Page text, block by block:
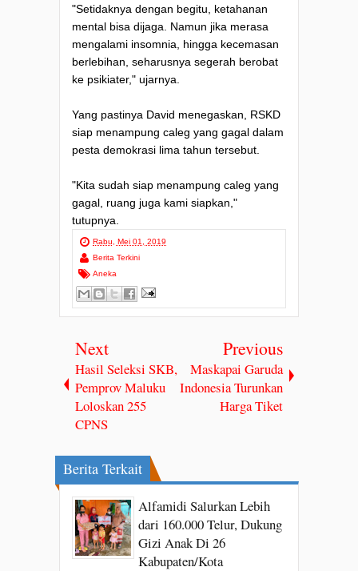
"Setidaknya dengan begitu, ketahanan
mental bisa dijaga. Namun jika merasa
mengalami insomnia, hingga kecemasan
berlebihan, seharusnya segerah berobat
ke psikiater," ujarnya.
Yang pastinya David menegaskan, RSKD
siap menampung caleg yang gagal dalam
pesta demokrasi lima tahun tersebut.
"Kita sudah siap menampung caleg yang
gagal, ruang juga kami siapkan,"
tutupnya.
Rabu, Mei 01, 2019
Berita Terkini
Aneka
Next
Hasil Seleksi SKB,
Pemprov Maluku
Loloskan 255
CPNS
Previous
Maskapai Garuda
Indonesia Turunkan
Harga Tiket
Berita Terkait
Alfamidi Salurkan Lebih
dari 160.000 Telur, Dukung
Gizi Anak Di 26
Kabupaten/Kota